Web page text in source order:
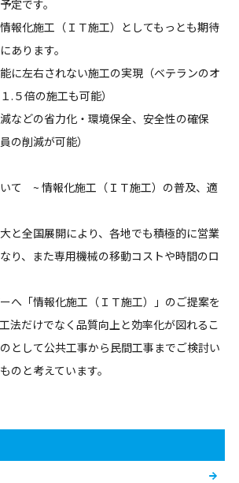
定です。
報化施工（ＩＴ施工）としてもっとも期待
あります。
に左右されない施工の実現（ベテランのオ
.５倍の施工も可能）
などの省力化・環境保全、安全性の確保
の削減が可能）
て ~ 情報化施工（ＩＴ施工）の普及、適
と全国展開により、各地でも積極的に営業
り、また専用機械の移動コストや時間のロ
へ「情報化施工（ＩＴ施工）」のご提案を
法だけでなく品質向上と効率化が図れるこ
として公共工事から民間工事までご検討い
のと考えています。